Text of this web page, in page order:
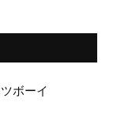
ボーイ